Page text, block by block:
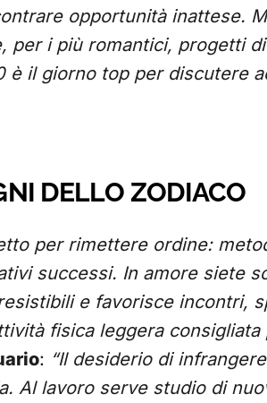
opportunità inattese.
per i più romantici, progetti
è il giorno top per discutere
DELLO ZODIACO
per rimettere ordine:
successi. In amore siete
e favorisce incontri,
fisica leggera
: “Il desiderio di
Al lavoro serve studio di